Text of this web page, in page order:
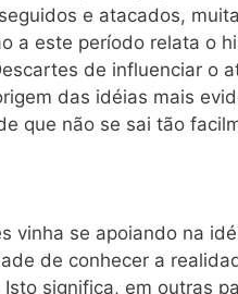
e atacados,
a este período relata o
de influenciar o
das idéias mais
que não se sai tão
vinha se apoiando na
de conhecer a
Isto significa, em outras